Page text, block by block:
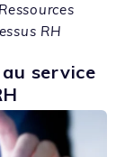
Ressources
RH
au service